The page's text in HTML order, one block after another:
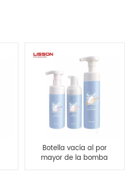
Botella vacía al por
mayor de la bomba
de la espuma de la